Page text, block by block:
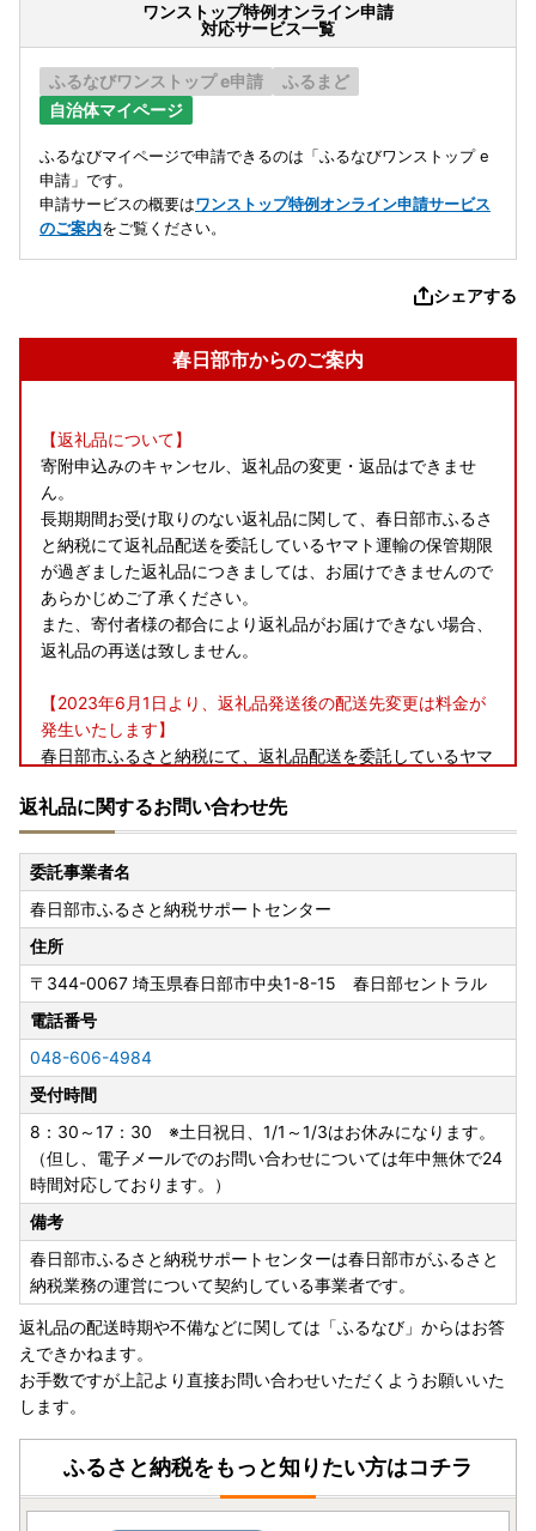
ワンストップ特例オンライン申請
対応サービス一覧
ふるなびワンストップ e申請
ふるまど
自治体マイページ
ふるなびマイページで申請できるのは「ふるなびワンストップ e
申請」です。
申請サービスの概要はワンストップ特例オンライン申請サービス
のご案内をご覧ください。
シェアする
春日部市からのご案内
【返礼品について】
寄附申込みのキャンセル、返礼品の変更・返品はできませ
ん。
長期期間お受け取りのない返礼品に関して、春日部市ふるさ
と納税にて返礼品配送を委託しているヤマト運輸の保管期限
が過ぎました返礼品につきましては、お届けできませんので
あらかじめご了承ください。
また、寄付者様の都合により返礼品がお届けできない場合、
返礼品の再送は致しません。
【2023年6月1日より、返礼品発送後の配送先変更は料金が
発生いたします】
春日部市ふるさと納税にて、返礼品配送を委託しているヤマ
荷物の送り状に記載された住所以外にお届け先を変更（転
送）する場合、送り状記載のお届け先から変更後のお届け先
までの運賃（定価・着払い）の収受が開始されます。
寄附申込後、寄附者様のご都合によりお礼品のお届け先が変
更となった場合の配送料につきましては、寄附者様のご負担
となりますので、ご了承ください。
また、運賃のお支払いに関しましては、お届け先様での着払
いのみ可能となります。
ご寄附完了前に、今一度返礼品配送先をご確認いただき、お
間違い等ないようよろしくお願いいたします。
【2023年6月1日より、一部地域へのお届け日数が変更にな
ります】
春日部市ふるさと納税にて、返礼品配送を委託しているヤマ
ト運輸では、2023年6月1日（木）受付分から、下記の地域
へのお届け日数が変更となります。
賞味期限が短い一部返礼品（クール便配送）につきまして
は、下記対象地域含む一部地域へは配送できないこともござ
いますので、予めご了承くださいますようお願い申し上げま
す。
＜対象地域＞
島根県（松江市、安来市のみ対象）、広島県（福山市のみ対
象）、鳥取県、岡山県、徳島県、香川県、愛媛県、高知県
＜お届け予定日・時間指定帯＞
従来：発送日から翌日にお届け
時間指定帯：14時以降のみ
⇓
返礼品に関するお問い合わせ先
委託事業者名
春日部市ふるさと納税サポートセンター
住所
〒344-0067 埼玉県春日部市中央1-8-15 春日部セントラル
電話番号
048-606-4984
受付時間
8：30～17：30 ※土日祝日、1/1～1/3はお休みになります。
（但し、電子メールでのお問い合わせについては年中無休で24
時間対応しております。）
備考
春日部市ふるさと納税サポートセンターは春日部市がふるさと
納税業務の運営について契約している事業者です。
返礼品の配送時期や不備などに関しては「ふるなび」からはお答
えできかねます。
お手数ですが上記より直接お問い合わせいただくようお願いいた
します。
ふるさと納税をもっと知りたい方はコチラ